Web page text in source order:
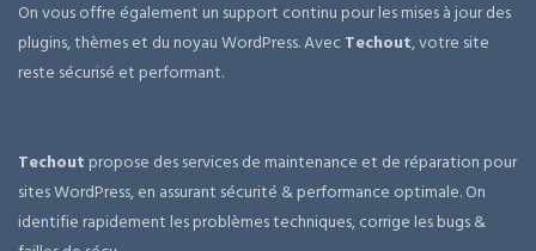
On vous offre également un support continu pour les mises à jour des
plugins, thèmes et du noyau WordPress. AvecTechout, votre site
reste sécurisé et performant.
Techout propose des services de maintenance et de réparation pour
sites WordPress, en assurant sécurité & performance optimale. On
identifie rapidement les problèmes techniques, corrige les bugs &